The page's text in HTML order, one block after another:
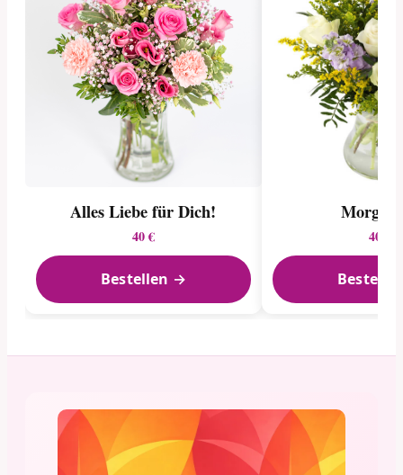
Alles Liebe für Dich!
40 €
Bestellen →
40 €